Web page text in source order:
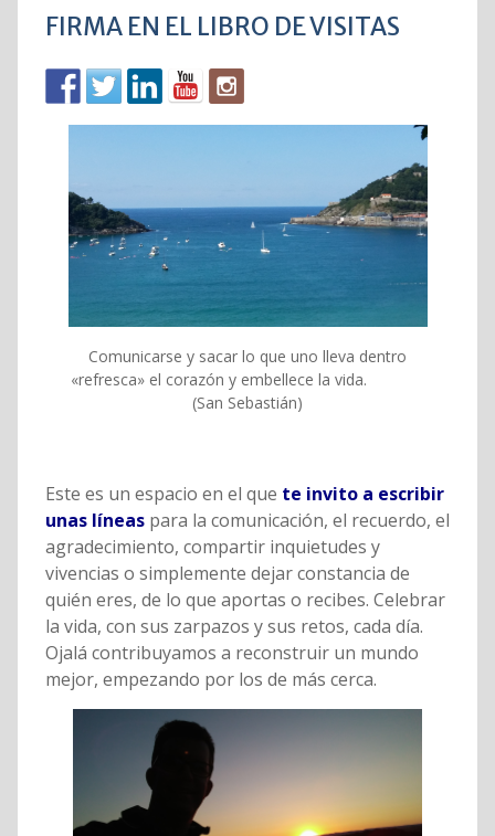
FIRMA EN EL LIBRO DE VISITAS
Comunicarse y sacar lo que uno lleva dentro
«refresca» el corazón y embellece la vida.
(San Sebastián)
Este es un espacio en el que te invito a escribir
unas líneaspara la comunicación, el recuerdo, el
agradecimiento, compartir inquietudes y
vivencias o simplemente dejar constancia de
quién eres, de lo que aportas o recibes. Celebrar
la vida, con sus zarpazos y sus retos, cada día.
Ojalá contribuyamos a reconstruir un mundo
mejor, empezando por los de más cerca.